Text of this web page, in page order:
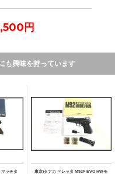
円
も興味を持っています
ッチタ
東京)タナカ ベレッタ M92F EVO HWモ